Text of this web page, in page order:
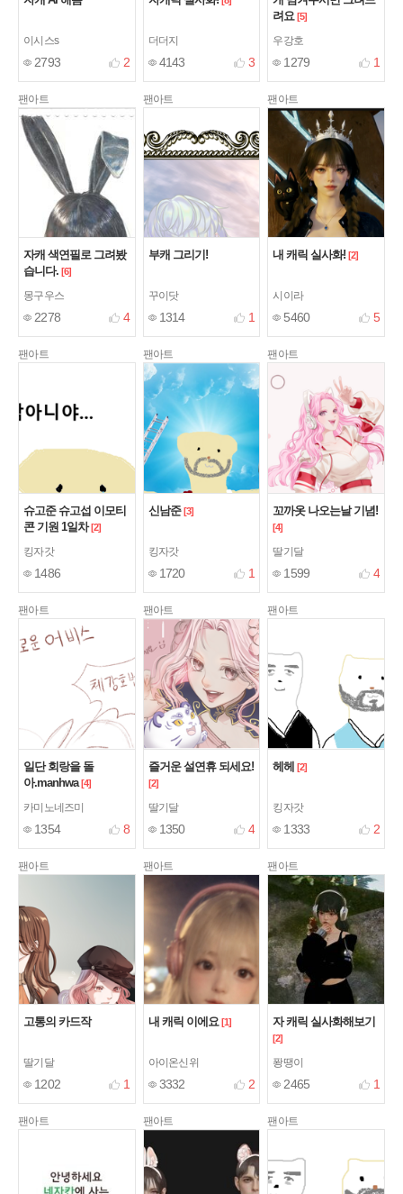
이시스s
2793 2
더더지
4143 3
려요 [5]
우강호
1279 1
팬아트
자캐 색연필로 그려봤
습니다. [6]
몽구우스
2278 4
팬아트
부캐 그리기!
꾸이닷
1314 1
팬아트
내 캐릭 실사화! [2]
시이라
5460 5
팬아트
슈고준 슈고섭 이모티
콘 기원 1일차 [2]
킹자갓
1486
팬아트
신남준 [3]
킹자갓
1720 1
팬아트
꼬까옷 나오는날 기념!
[4]
딸기달
1599 4
팬아트
일단 회랑을 돌
아.manhwa [4]
카미노네즈미
1354 8
팬아트
즐거운 설연휴 되세요!
[2]
딸기달
1350 4
팬아트
헤헤 [2]
킹자갓
1333 2
팬아트
고통의 카드작
딸기달
1202 1
팬아트
내 캐릭 이에요 [1]
아이온신위
3332 2
팬아트
자 캐릭 실사화해보기
[2]
퐝땡이
2465 1
팬아트 팬아트 팬아트